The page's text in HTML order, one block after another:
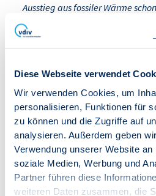
Diese Webseite verwendet
Wir verwenden Cookies, um
personalisieren, Funktionen für
zu können und die Zugriffe auf
analysieren. Außerdem geben
Verwendung unserer Website
soziale Medien, Werbung und
Partner führen diese
weiteren Daten zusammen, die
Ausstieg aus fossiler Wärme
Teil der Einigung auf EU-Ebene
der Wärme- und
Gebäudeenergiegesetz (GEG)
Förderung von fossil
noch bis 2025 möglich sein, so
Darüber hinaus hat das
den Rahmen gesteckt: Ab 2030
den Standard „Null-Emissions-